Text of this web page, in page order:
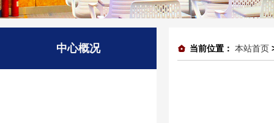
中心概况 当前位置： 本站首页